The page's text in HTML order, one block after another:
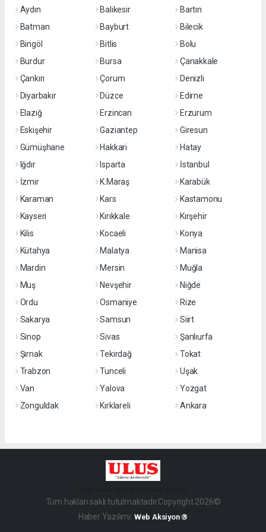
Aydın
Balıkesir
Bartın
Batman
Bayburt
Bilecik
Bingöl
Bitlis
Bolu
Burdur
Bursa
Çanakkale
Çankırı
Çorum
Denizli
Diyarbakır
Düzce
Edirne
Elazığ
Erzincan
Erzurum
Eskişehir
Gaziantep
Giresun
Gümüşhane
Hakkari
Hatay
Iğdır
Isparta
İstanbul
İzmir
K.Maraş
Karabük
Karaman
Kars
Kastamonu
Kayseri
Kırıkkale
Kırşehir
Kilis
Kocaeli
Konya
Kütahya
Malatya
Manisa
Mardin
Mersin
Muğla
Muş
Nevşehir
Niğde
Ordu
Osmaniye
Rize
Sakarya
Samsun
Siirt
Sinop
Sivas
Şanlıurfa
Şırnak
Tekirdağ
Tokat
Trabzon
Tunceli
Uşak
Van
Yalova
Yozgat
Zonguldak
Kırklareli Ankara
Tüm hakları saklı tutulmaktadır.Copyright 2026©
Haber Yazılımı: Web Aksiyon ®